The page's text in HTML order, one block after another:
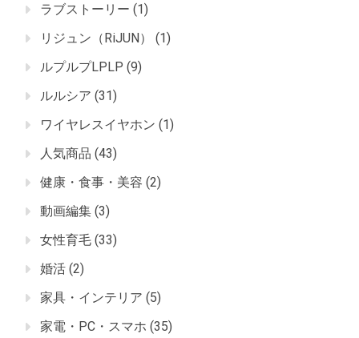
ラブストーリー (1)
リジュン（RiJUN）
(1)
ルプルプLPLP (9)
ルルシア (31)
ワイヤレスイヤホン (1)
人気商品 (43)
健康・食事・美容 (2)
動画編集 (3)
女性育毛 (33)
婚活 (2)
家具・インテリア (5)
家電・PC・スマホ (35)